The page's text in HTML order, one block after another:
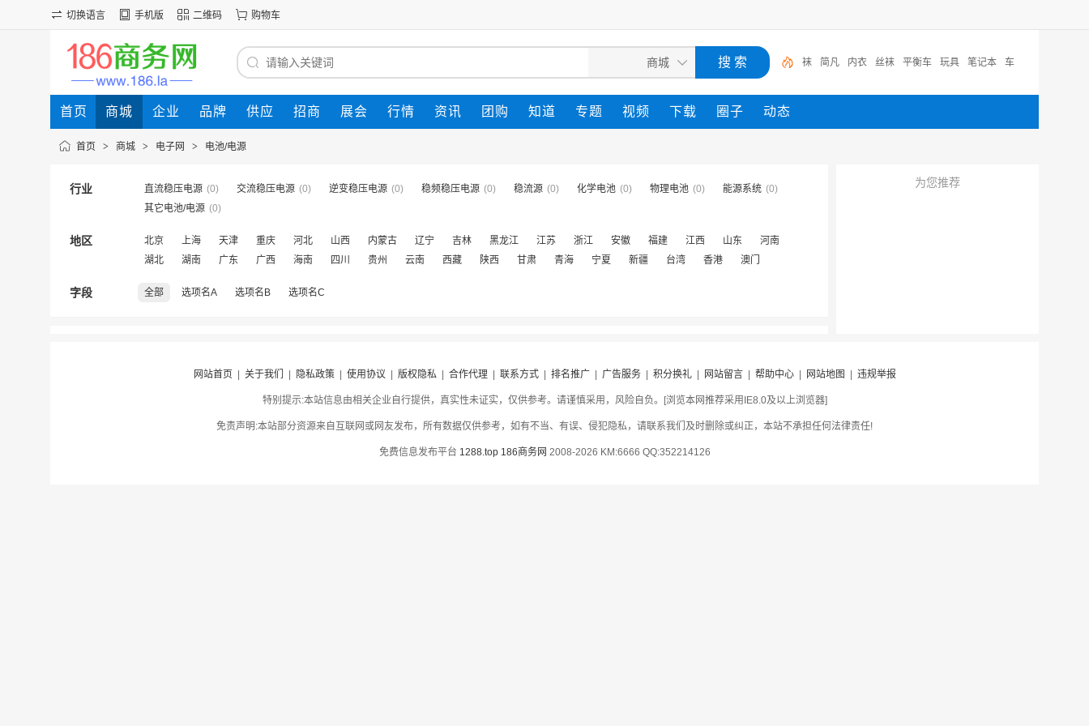
切换语言 手机版 二维码 购物车
袜 简凡 内衣 丝袜 平衡车 玩具 笔记本 车
首页 商城 企业 品牌 供应 招商 展会 行情 资讯 团购 知道 专题 视频 下载 圈子 动态
首页 > 商城 > 电子网 > 电池/电源
行业 直流稳压电源 (0) 交流稳压电源 (0) 逆变稳压电源 (0) 稳频稳压电源 (0) 稳流源 (0) 化学电池 (0) 物理电池 (0) 能源系统 (0)
其它电池/电源 (0)
地区 北京 上海 天津 重庆 河北 山西 内蒙古 辽宁 吉林 黑龙江 江苏 浙江 安徽 福建 江西 山东
河南
湖北
湖南 广东 广西 海南 四川 贵州 云南 西藏 陕西 甘肃 青海 宁夏 新疆 台湾 香港 澳门
字段 全部 选项名A 选项名B 选项名C
为您推荐
网站首页 关于我们 隐私政策| 使用协议 版权隐私| 合作代理| 联系方式| 排名推广| 广告服务| 积分换礼| 网站留言| 帮助中心| 网站地图 违规举报
特别提示:本站信息由相关企业自行提供，真实性未证实，仅供参考。请谨慎采用，风险自负。[浏览本网推荐采用IE8.0及以上浏览器]
免责声明:本站部分资源来自互联网或网友发布，所有数据仅供参考，如有不当、有误、侵犯隐私，请联系我们及时删除或纠正，本站不承担任何法律责任!
免费信息发布平台 1288.top 186商务网 2008-2026 KM:6666 QQ:352214126